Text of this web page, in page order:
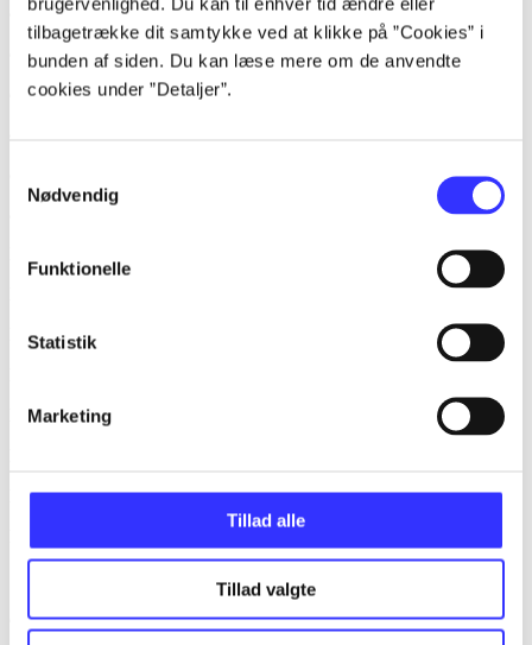
tilbagetrække dit samtykke ved at klikke på ”Cookies” i
bunden af siden. Du kan læse mere om de anvendte
cookies under ”Detaljer”.
Nødvendig
Funktionelle
Statistik
Marketing
Tillad alle
Tillad valgte
lorem ipsum dolor sit amet ...
lorem ipsum dolor sit amet ...
lorem ipsum dolor sit amet ...